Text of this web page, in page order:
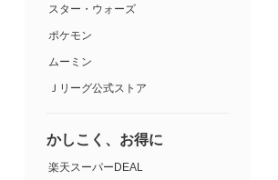
スター・ウォーズ
ポケモン
ムーミン
Ｊリーグ公式ストア
かしこく、お得に
楽天スーパーDEAL